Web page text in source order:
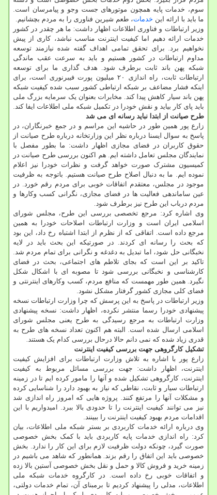
سوم، خدمات پایه همچون موتورهای جست وجو و پیامرسان است.
ما باید با ارائه این خدمات، طعم شیرین فناوری را به مردم بچشانیم.
وزیر ارتباطات و فناوری اطلاعات اظهار داشت: ما هر چقدر در کشور
خدمات ارائه دهیم اما کیفیت اینترنت مناسب نباشد، کاری از پیش
نخواهیم برد. برای تحقق تمامی اهداف گفته شده نیازمند توسعه
مداوم ارتباطات در کشور هستیم و باید به سرعت عقب ماندگی
شبکه پهن باند ثابت برطرف شود. هدف گذاری ما برای توسعه
ارتباطات ثابت، راه اندازی ۲۰ میلیون پورت فیبرنوری است، برای
اینکه فشار مضاعف بر شبکه ارتباطی کشور سبب شده کیفیت شبکه
پهن باند سیار کاهش پیدا کند. مخابرات بعنوان یک سرمایه بزرگ ملی
باید پای کار بیاید و نقش خودرا در تکمیل شبکه ملی اطلاعات ایفا کند.
طرح صیانت از ابتدا نباید رسانه ای می شد
زارع پور همین طور در حاشیه این مراسم و در جمع خبرنگاران، در
پاسخ به سوال ایسنا درباره نظر این وزارتخانه درباره طرح صیانت از
حقوق کاربران در فضای مجازی اظهار داشت: ما بطور مفصل با
نمایندگان مجلس تعامل داشته ایم. هم اکنون بررسی طرح صیانت در
کمیسیون مشترک صورت خواهد گرفت و نظرات خودرا نیز اعلام
نموده ایم. ما به دنبال اصلاح طرح صیانت هستیم. باتوجه به ظرفیت
موجود در مجلس، معتقدم اتفاقات خوبی برای مردم رقم خورد. در
عین ساماندهی فعالیت ها در فضای مجازی، نگرانی کسب وکارها و
مردم درباب این طرح نیز برطرف شود.
وی اشاره کرد: مرجع تخصصی بررسی این طرح، مجلس شورای
اسلامی ایران است و وزارت ارتباطات اصلاحات خودرا به همین
مرجع داده است. اتفاقی که از نظرم از ابتدا اشتباه رخ داد، این بود
که بحث را رسانه ای کردند. در صورتیکه این بحث باید در لایه
نخبگانی حل شود، اما تبدیل به دغدغه و نگرانی برای تمام مردم شد.
تاکید بر این است که بجای تلاطم های اجتماعی، بحث در فضای
کارشناسی و نخبگانی بررسی شود تا مصوبه ای با اشکال شکل
نگیرد. همین طور مهمست که منافع مردم، کسب وکارهای اینترنتی و
فضای کلی مجازی کشور گرفتار مشکل نشود.
وزیر ارتباطات در پاسخ به این پرسش که چرا وزارت ارتباطات نسخه
پیشنهادی خودرا رسما منتشر نکرده، اظهار داشت: نسخه پیشنهادی
وزارت ارتباطات به مرجع رسیدگی به طرح یعنی مجلس شورای
اسلامی ارسال شده است. البته هم اکنون تعداد نسخه های طرح به
قدری زیاد شده که نمی دانم حالا درحال بررسی کدام یک هستند.
تشکیل کارگروهی جهت بررسی کیفیت اینترنت
زارع پور با اشاره به تلاش وزارت ارتباطات برای افزایش کیفیت
اینترنت، اظهار داشت: جهت بررسی مسائل مربوط به کیفیت
اینترنت، کارگروهی تشکیل شده و آنها را مامور کرده ایم تا در زمینه
ارتباطات سیار و ثابت، نقاطی که نیاز به بهبود دارد را شناسایی کرده
و مشکلات آنها را مرتفع کنند. پروژه هایی که امروز راه اندازی شد
نیز می توانند کیفیت اینترنت را تا حدودی بالا ببرد. امیدواریم با این
اقدامات مردم بهبود کیفیت اینترنت را ببینند.
وی درباره ارائه خدمات کاربردی بر بستر شبکه ملی اطلاعات، بیان
کرد: راه اندازی خدمات پایه کاربردی باید با کمک بخش خصوصی
صورت گیرد، چونکه دولت ظرفیت لازم برای این کار را ندارد. بخش
خصوصی باید این اتفاق را رقم بزند. همانطور که شاهد می باشیم در
زمینه خرید و فروش کالا و حمل و نقل بخش خصوصی آستین بالا زده
و اتفاقات خوبی رخ داده است. در کارگروه خدمات شبکه ملی
اطلاعات، مدلی را پیشنهاد کردیم تا برمبنای آن، تمام خدمات دولتی،